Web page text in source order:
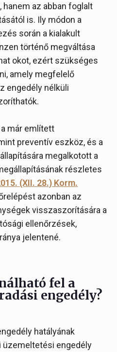
az abban foglalt
is. Ily módon a
során a kialakult
történő megváltása
okot, ezért szükséges
amely megfelelő
engedély nélküli
már említett
preventív eszköz, és a
megalkotott a
részletes
(XII. 28.) Korm.
azonban az
visszaszorítására a
ellenőrzések,
jelentené.
fel a
engedély?
hatályának
üzemeltetési engedély